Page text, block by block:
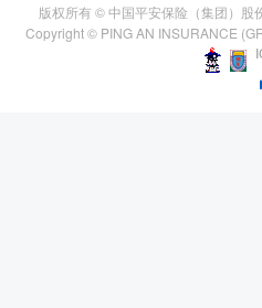
版权所有 © 中国平安保险（集团）股
Copyright © PING AN INSURANCE